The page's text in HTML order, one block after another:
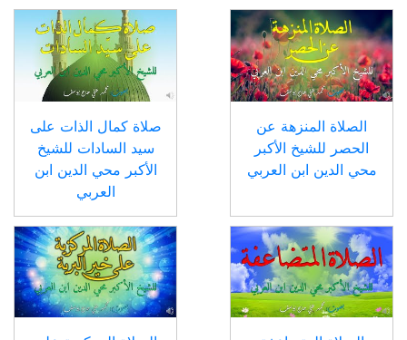
الصلاة المنزهة عن
الحصر للشيخ الأكبر
محي الدين ابن العربي
صلاة كمال الذات على
سيد السادات للشيخ
الأكبر محي الدين ابن
العربي